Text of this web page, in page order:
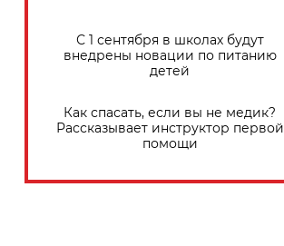
С 1 сентября в школах будут
внедрены новации по питанию
детей
Как спасать, если вы не медик?
Рассказывает инструктор первой
помощи